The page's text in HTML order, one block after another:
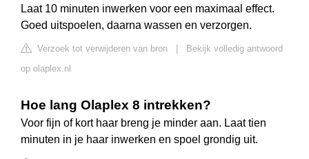
Laat 10 minuten inwerken voor een maximaal effect.
Goed uitspoelen, daarna wassen en verzorgen.
Verzoek tot verwijderen van bron
Bekijk volledig antwoord
op olaplex.nl
Hoe lang Olaplex 8 intrekken?
Voor fijn of kort haar breng je minder aan. Laat tien
minuten in je haar inwerken en spoel grondig uit.